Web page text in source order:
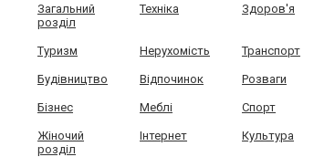
Загальний
розділ
Техніка Здоров'я
Туризм Нерухомість Транспорт
Будівництво Відпочинок Розваги
Бізнес Меблі Спорт
Жіночий
розділ
Інтернет Культура